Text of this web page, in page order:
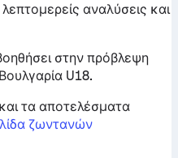
αναλύσεις και
στην πρόβλεψη
U18.
τα αποτελέσματα
ζωντανών